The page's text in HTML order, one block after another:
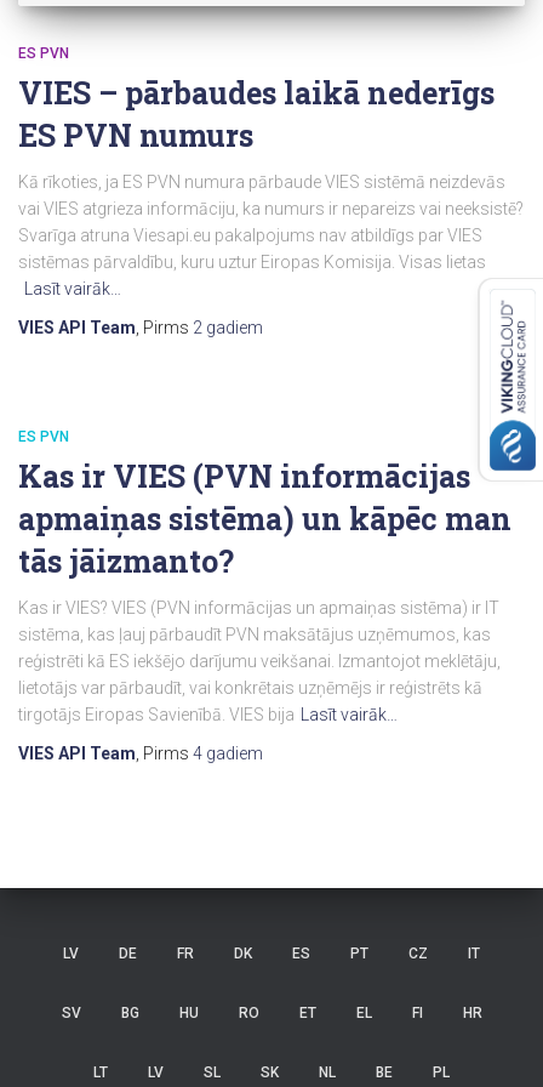
ES PVN
VIES – pārbaudes laikā nederīgs
ES PVN numurs
Kā rīkoties, ja ES PVN numura pārbaude VIES sistēmā neizdevās
vai VIES atgrieza informāciju, ka numurs ir nepareizs vai neeksistē?
Svarīga atruna Viesapi.eu pakalpojums nav atbildīgs par VIES
sistēmas pārvaldību, kuru uztur Eiropas Komisija. Visas lietas
Lasīt vairāk…
VIES API Team , Pirms 2 gadiem
ES PVN
Kas ir VIES (PVN informācijas
apmaiņas sistēma) un kāpēc man
tās jāizmanto?
Kas ir VIES? VIES (PVN informācijas un apmaiņas sistēma) ir IT
sistēma, kas ļauj pārbaudīt PVN maksātājus uzņēmumos, kas
reģistrēti kā ES iekšējo darījumu veikšanai. Izmantojot meklētāju,
lietotājs var pārbaudīt, vai konkrētais uzņēmējs ir reģistrēts kā
tirgotājs Eiropas Savienībā. VIES bija
Lasīt vairāk…
VIES API Team , Pirms 4 gadiem
LV DE FR DK ES PT CZ IT
SV BG HU RO ET EL FI HR
LT LV SL SK NL BE PL